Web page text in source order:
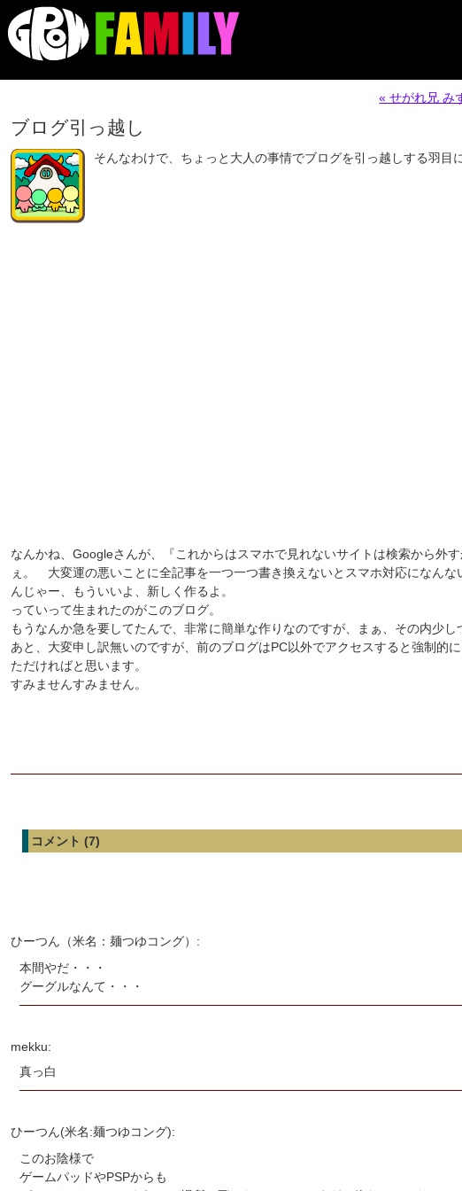
« せがれ兄 み
ブログ引っ越し
そんなわけで、ちょっと大人の事情でブログを引っ越しする羽目
なんかね、Googleさんが、『これからはスマホで見れないサイトは検索から
ぇ。 大変運の悪いことに全記事を一つ一つ書き換えないとスマホ対応になんな
んじゃー、もういいよ、新しく作るよ。
っていって生まれたのがこのブログ。
もうなんか急を要してたんで、非常に簡単な作りなのですが、まぁ、その内少
あと、大変申し訳無いのですが、前のブログはPC以外でアクセスすると強制
ただければと思います。
すみませんすみません。
コメント (7)
ひーつん（米名：麺つゆコング）:
本間やだ・・・
グーグルなんて・・・
mekku:
真っ白
ひーつん(米名:麺つゆコング):
このお陰様で
ゲームパッドやPSPからも